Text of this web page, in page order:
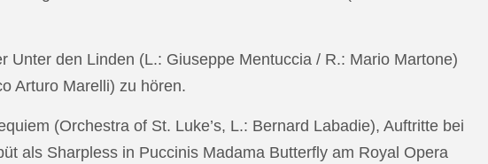
den Linden (L.: Giuseppe Mentuccia / R.: Mario Martone)
Arturo Marelli) zu hören.
(Orchestra of St. Luke’s, L.: Bernard Labadie), Auftritte bei
als Sharpless in Puccinis Madama Butterfly am Royal Opera